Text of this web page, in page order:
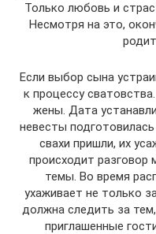
Только любовь и
Несмотря на это,
Если выбор сына
к процессу
жены. Дата
невесты
свахи пришли, их
происходит
темы. Во время
ухаживает не только
должна следить за
приглашенные